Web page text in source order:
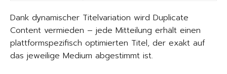
Dank dynamischer Titelvariation wird Duplicate
Content vermieden – jede Mitteilung erhält einen
plattformspezifisch optimierten Titel, der exakt auf
das jeweilige Medium abgestimmt ist.